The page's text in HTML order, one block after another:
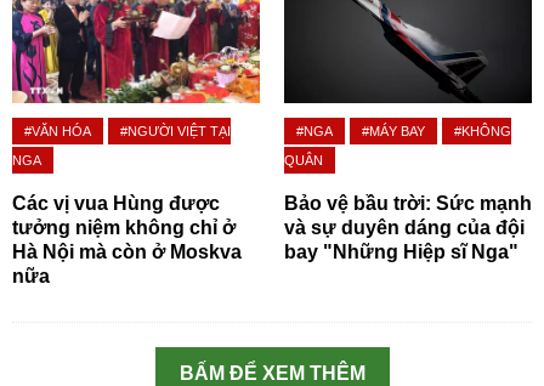
#VĂN HÓA
#NGƯỜI VIỆT TẠI
NGA
Các vị vua Hùng được
tưởng niệm không chỉ ở
Hà Nội mà còn ở Moskva
nữa
#NGA #MÁY BAY
#KHÔNG
QUÂN
Bảo vệ bầu trời: Sức mạnh
và sự duyên dáng của đội
bay "Những Hiệp sĩ Nga"
BẤM ĐỂ XEM THÊM